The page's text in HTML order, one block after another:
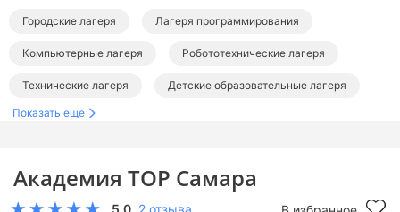
Академия TOP Самара
5.0 2 отзыва
Городские лагеря Лагеря программирования
Компьютерные лагеря Робототехнические лагеря
Технические лагеря Детские образовательные лагеря
Лагеря на лето
Летние лагеря программирования
Показать еще